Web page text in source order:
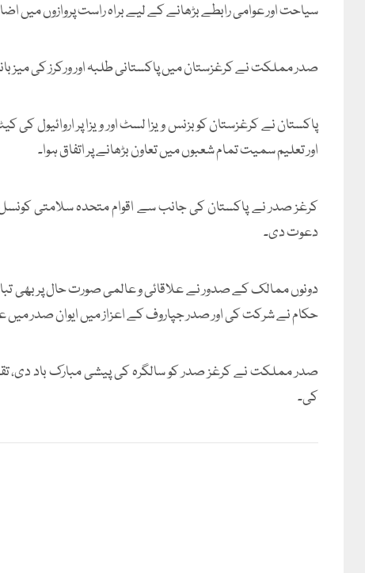
سیاحت اور عوامی رابطے بڑھانے کے لیے براہ راست پروازوں میں
صدر مملکت نے کرغزستان میں پاکستانی طلبہ اور ورکرز کی
پاکستان نے کرغزستان کو بزنس ویزا لسٹ اور ویزا پر اروائیول کی
اور تعلیم سمیت تمام شعبوں میں تعاون بڑھانے پر اتفاق ہوا۔
کرغز صدر نے پاکستان کی جانب سے اقوام متحدہ سلامتی
دعوت دی۔
دونوں ممالک کے صدور نے علاقائی و عالمی صورت حال پر بھی
حکام نے شرکت کی اور صدر جپاروف کے اعزاز میں ایوان صدر میں
صدر مملکت نے کرغز صدر کو سالگرہ کی پیشی مبارک باد
کی۔